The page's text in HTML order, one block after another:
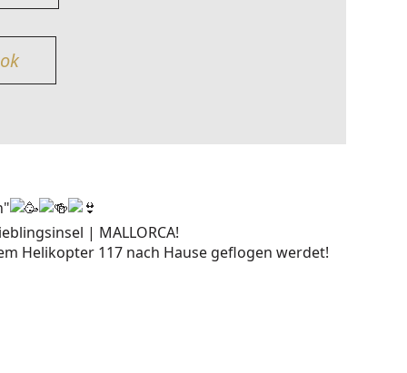
| MALLORCA!
Helikopter 117 nach Hause geflogen werdet!